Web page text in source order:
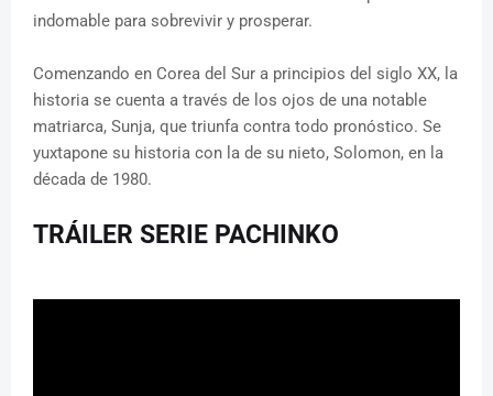
indomable para sobrevivir y prosperar.
Comenzando en Corea del Sur a principios del siglo XX, la
historia se cuenta a través de los ojos de una notable
matriarca, Sunja, que triunfa contra todo pronóstico. Se
yuxtapone su historia con la de su nieto, Solomon, en la
década de 1980.
TRÁILER SERIE PACHINKO